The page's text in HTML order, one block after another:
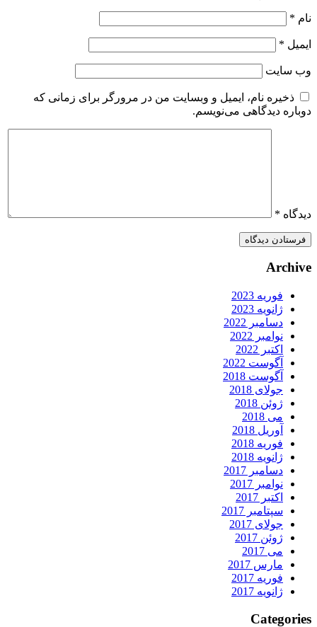
*
*
سایت
ذخیره نام، ایمیل و وبسایت من در مرورگر برای زمانی که
دیدگاهی می‌نویسم.
*
فوریه 2023
ژانویه 2023
دسامبر 2022
نوامبر 2022
اکتبر 2022
آگوست 2022
آگوست 2018
جولای 2018
ژوئن 2018
می 2018
آوریل 2018
فوریه 2018
ژانویه 2018
دسامبر 2017
نوامبر 2017
اکتبر 2017
سپتامبر 2017
جولای 2017
ژوئن 2017
می 2017
مارس 2017
فوریه 2017
ژانویه 2017